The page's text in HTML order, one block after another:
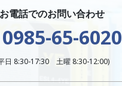
お電話でのお問い合わせ
0985-65-6020
日 8:30-17:30 土曜 8:30-12:00)